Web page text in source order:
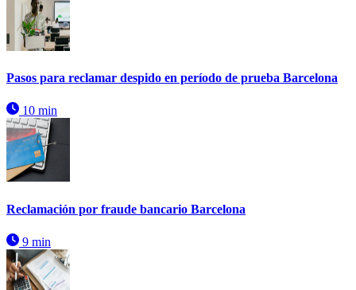
Pasos para reclamar despido en período de prueba Barcelona
10 min
Reclamación por fraude bancario Barcelona
9 min